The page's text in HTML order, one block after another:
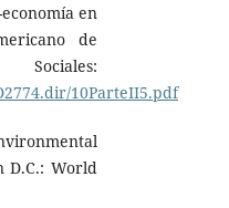
en
de
10ParteII5.pdf
D.C.: World